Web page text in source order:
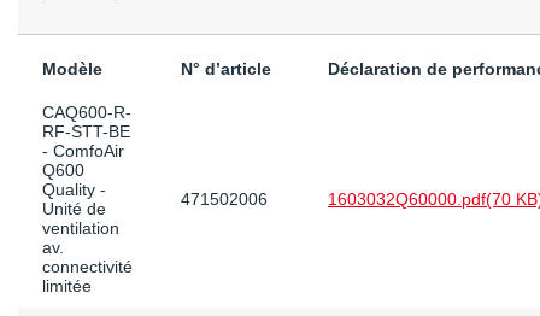
Modèle N° d’article Déclaration de
CAQ600-R-
RF-STT-BE
- ComfoAir
Q600
Quality -
Unité de
ventilation
av.
connectivité
limitée
471502006 1603032Q60000.pdf(70